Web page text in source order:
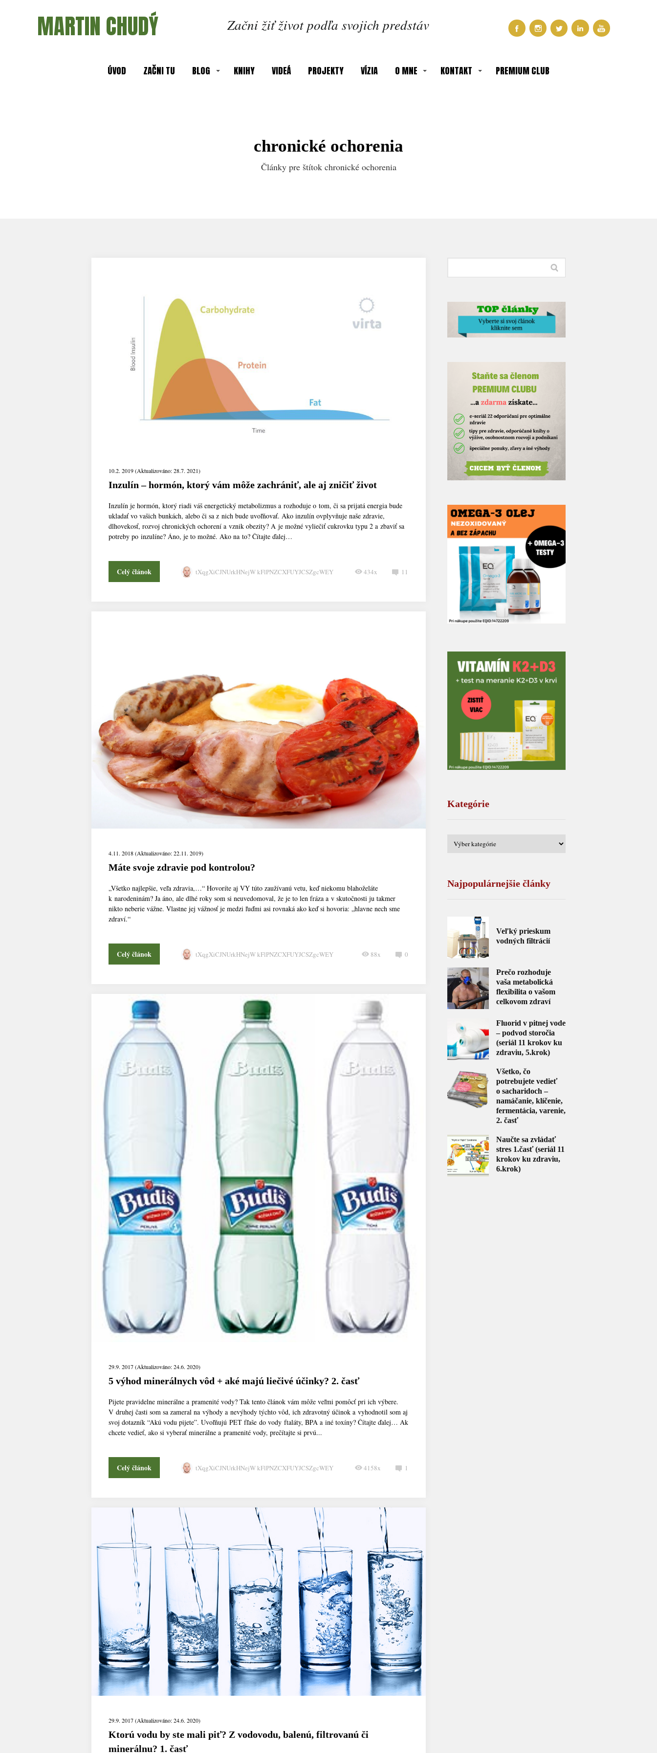
MARTIN CHUDÝ Začni žiť život podľa svojich predstáv
ÚVOD ZAČNI TU BLOG KNIHY VIDEÁ PROJEKTY VÍZIA O MNE KONTAKT PREMIUM CLUB
chronické ochorenia
Články pre štítok chronické ochorenia
10.2. 2019 (Aktualizováno: 28.7. 2021)
Inzulín – hormón, ktorý vám môže zachrániť, ale aj zničiť život
Inzulín je hormón, ktorý riadi váš energetický metabolizmus a rozhoduje o tom, či sa prijatá energia bude
ukladať vo vašich bunkách, alebo či sa z nich bude uvoľňovať. Ako inzulín ovplyvňuje naše zdravie,
dlhovekosť, rozvoj chronických ochorení a vznik obezity? A je možné vyliečiť cukrovku typu 2 a zbaviť sa
potreby po inzulíne? Áno, je to možné. Ako na to? Čítajte ďalej…
Celý článok tXqgXiCJNUrkHNejW kFlPNZCXFUYJCSZgcWEY 11
434x
4.11. 2018 (Aktualizováno: 22.11. 2019)
Máte svoje zdravie pod kontrolou?
„Všetko najlepšie, veľa zdravia,…“ Hovoríte aj VY túto zaužívanú vetu, keď niekomu blahoželáte
k narodeninám? Ja áno, ale dlhé roky som si neuvedomoval, že je to len fráza a v skutočnosti ju takmer
nikto neberie vážne. Vlastne jej vážnosť je medzi ľuďmi asi rovnaká ako keď si hovoria: „hlavne nech sme
zdraví.“
Celý článok tXqgXiCJNUrkHNejW kFlPNZCXFUYJCSZgcWEY 0
88x
29.9. 2017 (Aktualizováno: 24.6. 2020)
5 výhod minerálnych vôd + aké majú liečivé účinky? 2. časť
Pijete pravidelne minerálne a pramenité vody? Tak tento článok vám môže veľmi pomôcť pri ich výbere.
V druhej časti som sa zameral na výhody a nevýhody týchto vôd, ich zdravotný účinok a vyhodnotil som aj
svoj dotazník “Akú vodu pijete”. Uvoľňujú PET fľaše do vody ftaláty, BPA a iné toxíny? Čítajte ďalej… Ak
chcete vedieť, ako si vyberať minerálne a pramenité vody, prečítajte si prvú...
Celý článok tXqgXiCJNUrkHNejW kFlPNZCXFUYJCSZgcWEY 1
4158x
29.9. 2017 (Aktualizováno: 24.6. 2020)
Ktorú vodu by ste mali piť? Z vodovodu, balenú, filtrovanú či
minerálnu? 1. časť
Kategórie
Najpopulárnejšie články
Veľký prieskum
vodných filtrácií
Prečo rozhoduje
vaša metabolická
flexibilita o vašom
celkovom zdraví
Fluorid v pitnej vode
– podvod storočia
(seriál 11 krokov ku
zdraviu, 5.krok)
Všetko, čo
potrebujete vedieť
o sacharidoch –
namáčanie, klíčenie,
fermentácia, varenie,
2. časť
Naučte sa zvládať
stres 1.časť (seriál 11
krokov ku zdraviu,
6.krok)